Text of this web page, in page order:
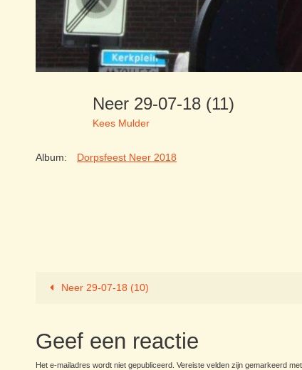
Neer 29-07-18 (11)
Kees Mulder
Album: Dorpsfeest Neer 2018
Neer 29-07-18 (10)
Geef een reactie
Het e-mailadres wordt niet gepubliceerd. Vereiste velden zijn gemarkeerd met